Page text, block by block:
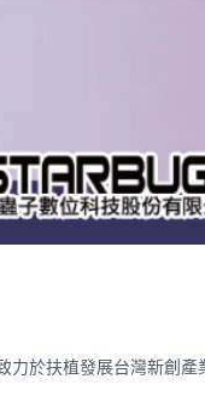
力於扶植發展台灣新創產